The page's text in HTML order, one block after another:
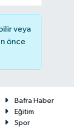
veya
önce
Bafra Haber
Eğitim
Spor